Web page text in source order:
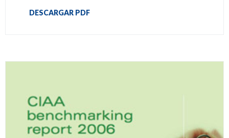
DESCARGAR PDF